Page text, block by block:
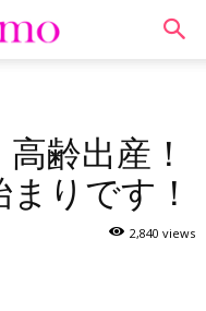
齢出産！
りです！
2,840 views